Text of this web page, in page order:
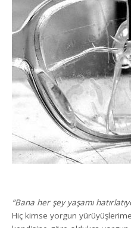
“Bana her şey yaşamı
Hiç kimse yorgun